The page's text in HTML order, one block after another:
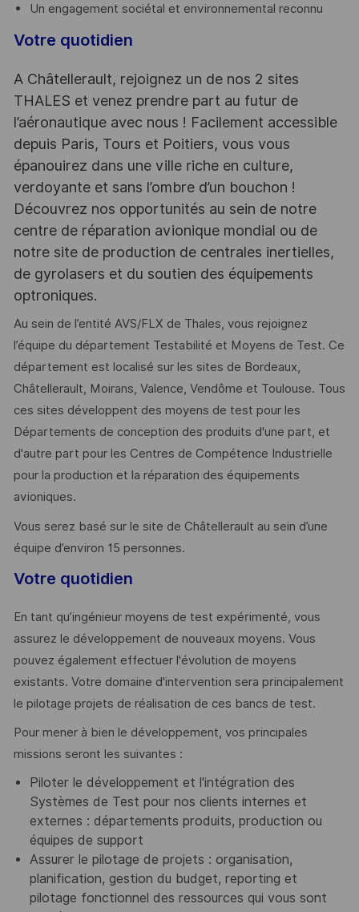
Un engagement sociétal et environnemental reconnu
Votre quotidien
A Châtellerault, rejoignez un de nos 2 sites
THALES et venez prendre part au futur de
l’aéronautique avec nous ! Facilement accessible
depuis Paris, Tours et Poitiers, vous vous
épanouirez dans une ville riche en culture,
verdoyante et sans l’ombre d’un bouchon !
Découvrez nos opportunités au sein de notre
centre de réparation avionique mondial ou de
notre site de production de centrales inertielles,
de gyrolasers et du soutien des équipements
optroniques.
Au sein de l’entité AVS/FLX de Thales, vous rejoignez
l’équipe du département Testabilité et Moyens de Test. Ce
département est localisé sur les sites de Bordeaux,
Châtellerault, Moirans, Valence, Vendôme et Toulouse. Tous
ces sites développent des moyens de test pour les
Départements de conception des produits d'une part, et
d'autre part pour les Centres de Compétence Industrielle
pour la production et la réparation des équipements
avioniques.
Vous serez basé sur le site de Châtellerault au sein d’une
équipe d’environ 15 personnes.
Votre quotidien
En tant qu’ingénieur moyens de test expérimenté, vous
assurez le développement de nouveaux moyens. Vous
pouvez également effectuer l'évolution de moyens
existants. Votre domaine d'intervention sera principalement
le pilotage projets de réalisation de ces bancs de test.
Pour mener à bien le développement, vos principales
missions seront les suivantes :
Piloter le développement et l'intégration des
Systèmes de Test pour nos clients internes et
externes : départements produits, production ou
équipes de support
Assurer le pilotage de projets : organisation,
planification, gestion du budget, reporting et
pilotage fonctionnel des ressources qui vous sont